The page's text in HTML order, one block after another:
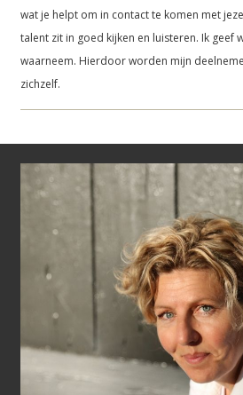
wat je helpt om in contact te komen met
talent zit in goed kijken en luisteren. Ik geef
waarneem. Hierdoor worden mijn
zichzelf.